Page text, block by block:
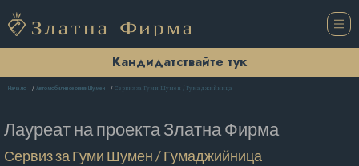
Кандидатствайте тук
Начало Автомобилни сервизи Шумен Сервиз за Гуми Шумен / Гумаджийница
Лауреат на проектаЗлатна Фирма
Сервиз за Гуми Шумен / Гумаджийница